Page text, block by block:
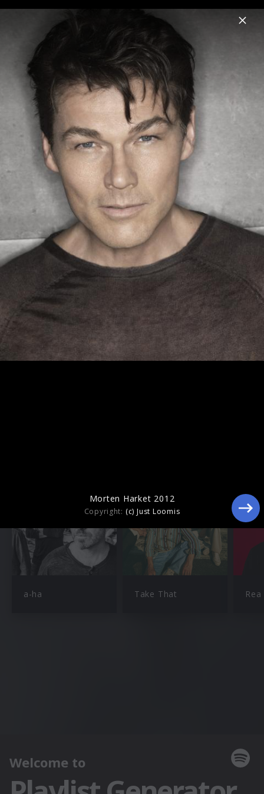
Menu
Morten Harket
Home News Musik Videos Fotos Biografie
Morten Harket 2012
a-ha Take That
Morten Harket 2012
Copyright: (c) Just Loomis